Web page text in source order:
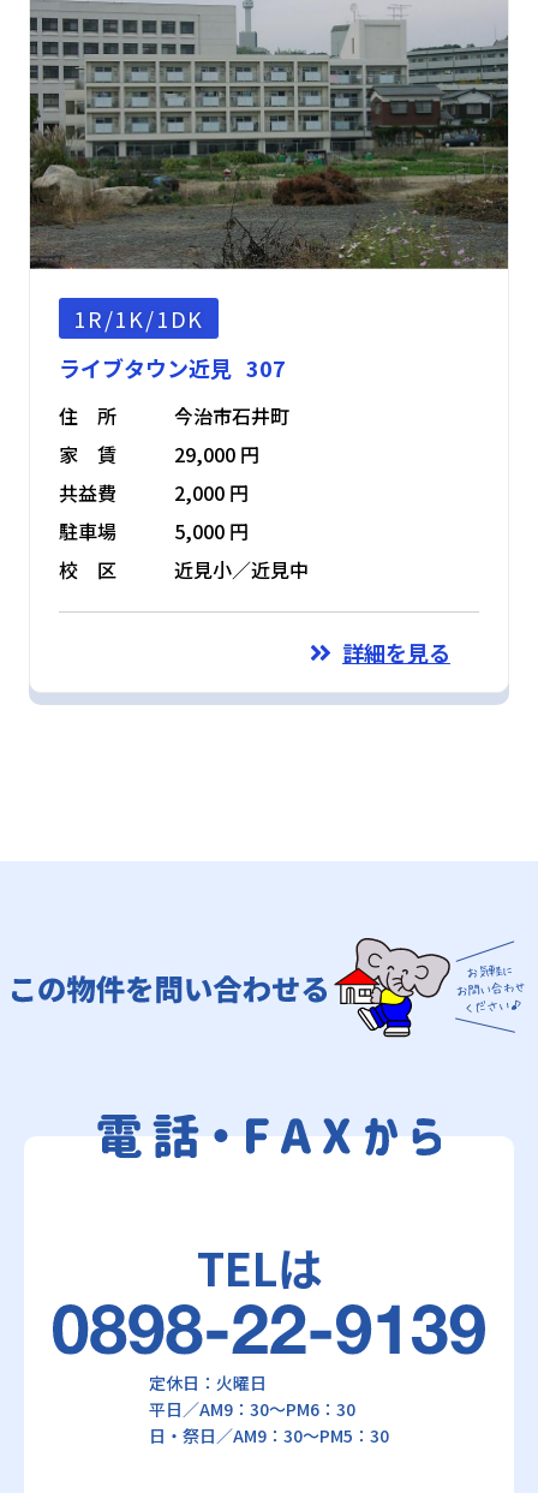
1R/1K/1DK
ライブタウン近見 307
住 所
今治市石井町
家 賃
29,000 円
共益費
2,000 円
駐車場
5,000 円
校 区
近見小／近見中
詳細を見る
TELは
定休日：火曜日
平日／AM9：30～PM6：30
日・祭日／AM9：30～PM5：30